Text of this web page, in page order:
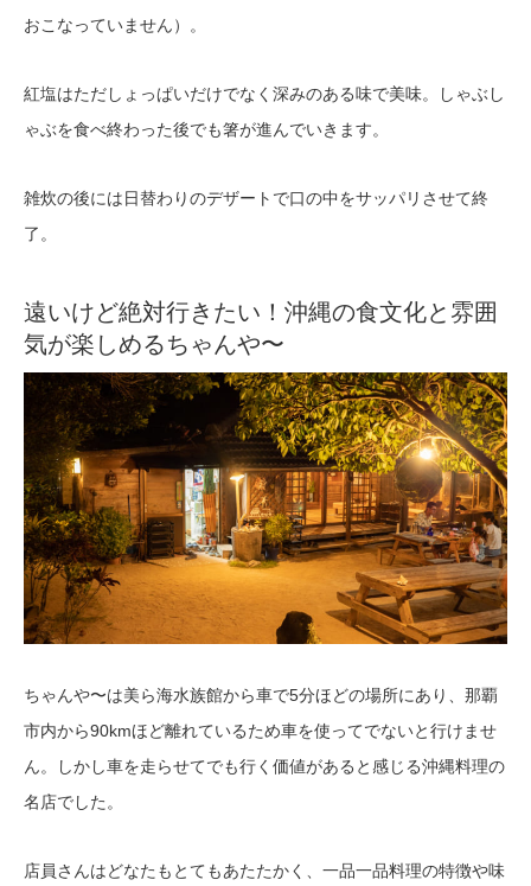
おこなっていません）。
紅塩はただしょっぱいだけでなく深みのある味で美味。しゃぶし
ゃぶを食べ終わった後でも箸が進んでいきます。
雑炊の後には日替わりのデザートで口の中をサッパリさせて終
了。
遠いけど絶対行きたい！沖縄の食文化と雰囲
気が楽しめるちゃんや〜
ちゃんや〜は美ら海水族館から車で5分ほどの場所にあり、那覇
市内から90kmほど離れているため車を使ってでないと行けませ
ん。しかし車を走らせてでも行く価値があると感じる沖縄料理の
名店でした。
店員さんはどなたもとてもあたたかく、一品一品料理の特徴や味